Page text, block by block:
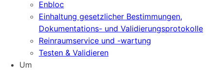
Enbloc
Einhaltung gesetzlicher Bestimmungen,
Dokumentations- und Validierungsprotokolle
Reinraumservice und -wartung
Testen & Validieren
Um